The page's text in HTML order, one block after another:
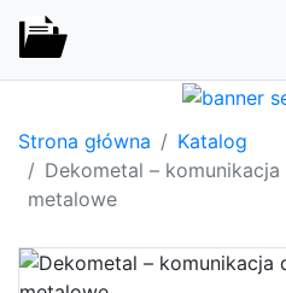
Strona główna
Katalog
Dekometal –
metalowe